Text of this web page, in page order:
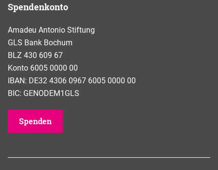
Spendenkonto
Amadeu Antonio Stiftung
GLS Bank Bochum
BLZ 430 609 67
Konto 6005 0000 00
IBAN: DE32 4306 0967 6005 0000 00
BIC: GENODEM1GLS
Spenden